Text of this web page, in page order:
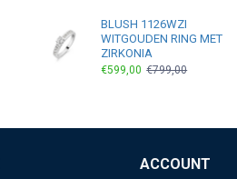
BLUSH 1126WZI
WITGOUDEN RING MET
ZIRKONIA
€599,00 €799,00
ACCOUNT